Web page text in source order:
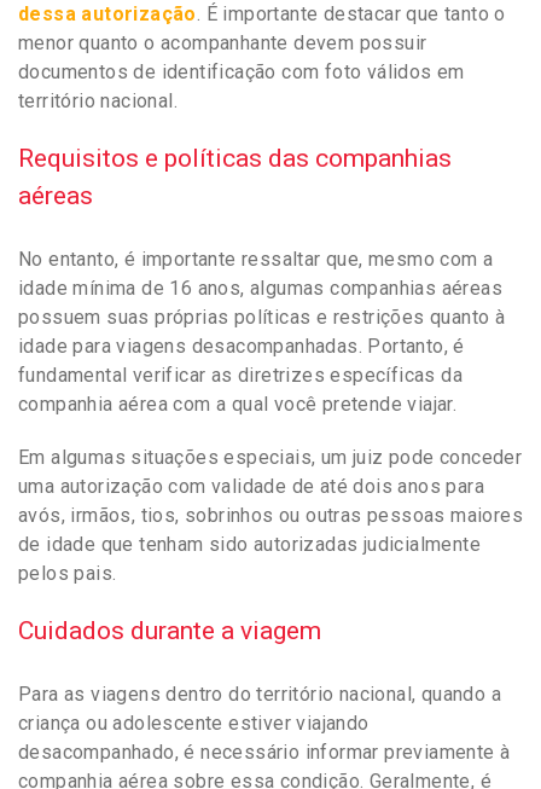
dessa autorização. É importante destacar que tanto o
menor quanto o acompanhante devem possuir
documentos de identificação com foto válidos em
território nacional.
Requisitos e políticas das companhias
aéreas
No entanto, é importante ressaltar que, mesmo com a
idade mínima de 16 anos, algumas companhias aéreas
possuem suas próprias políticas e restrições quanto à
idade para viagens desacompanhadas. Portanto, é
fundamental verificar as diretrizes específicas da
companhia aérea com a qual você pretende viajar.
Em algumas situações especiais, um juiz pode conceder
uma autorização com validade de até dois anos para
avós, irmãos, tios, sobrinhos ou outras pessoas maiores
de idade que tenham sido autorizadas judicialmente
pelos pais.
Cuidados durante a viagem
Para as viagens dentro do território nacional, quando a
criança ou adolescente estiver viajando
desacompanhado, é necessário informar previamente à
companhia aérea sobre essa condição. Geralmente, é